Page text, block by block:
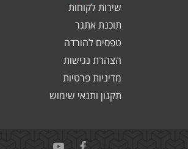
שירות לקוחות
תוכנת אתגר
טפסים להורדה
הצהרת נגישות
מדיניות פרטיות
תקנון ותנאי שימוש